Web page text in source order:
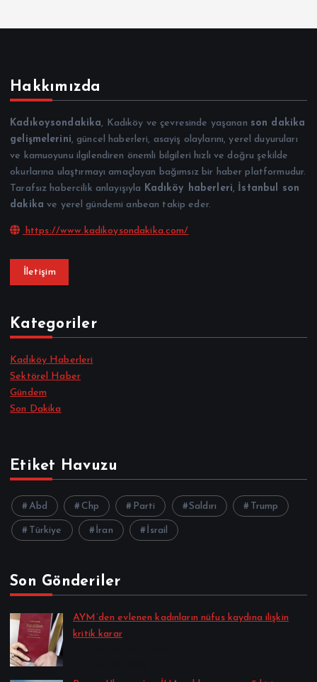
Hakkımızda
Kadıkoysondakika, Kadıköy ve çevresinde yaşanan son dakika
gelişmelerini, güncel haberleri, asayiş olaylarını, yerel duyuruları
ve kamuoyunu ilgilendiren önemli bilgileri hızlı ve doğru şekilde
okurlarına ulaştırmayı amaçlayan bağımsız bir haber platformudur.
Tarafsız habercilik anlayışıyla Kadıköy haberleri,
İstanbul son
dakika ve yerel gündemi anbean takip eder.
https://www.kadikoysondakika.com/
İletişim
Kategoriler
Kadıköy Haberleri
Sektörel Haber
Gündem
Son Dakika
Etiket Havuzu
Abd Chp Parti Saldırı Trump
Türkiye İran İsrail
Son Gönderiler
AYM’den evlenen kadınların nüfus kaydına ilişkin
kritik karar